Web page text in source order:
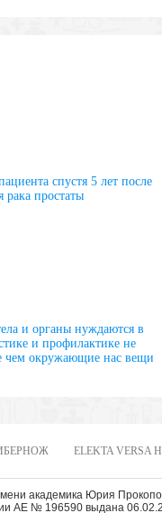
спустя 5 лет после
рака простаты
и органы нуждаются в
и профилактике не
чем окружающие нас вещи
ELEKTA VERSA
академика Юрия
АЕ № 196590 выдана